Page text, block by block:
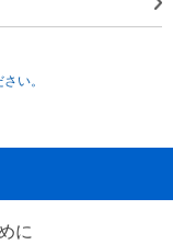
い。
に